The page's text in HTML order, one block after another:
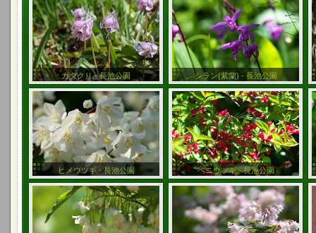
カタクリ - 長池公園 シラン(紫蘭) - 長池公園
ヒメウツギ - 長池公園 ベニウツギ - 長池公園